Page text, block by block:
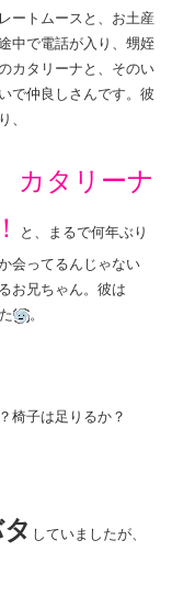
ートムースと、お土産
中で電話が入り、甥姪
カタリーナと、そのい
で仲良しさんです。彼
、
タリーナ
と、まるで何年ぶり
会ってるんじゃない
お兄ちゃん。彼は
。
椅子は足りるか？
していましたが、